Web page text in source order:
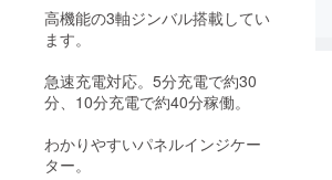
高機能の3軸ジンバル搭載してい
ます。
急速充電対応。5分充電で約30
分、10分充電で約40分稼働。
わかりやすいパネルインジケー
ター。